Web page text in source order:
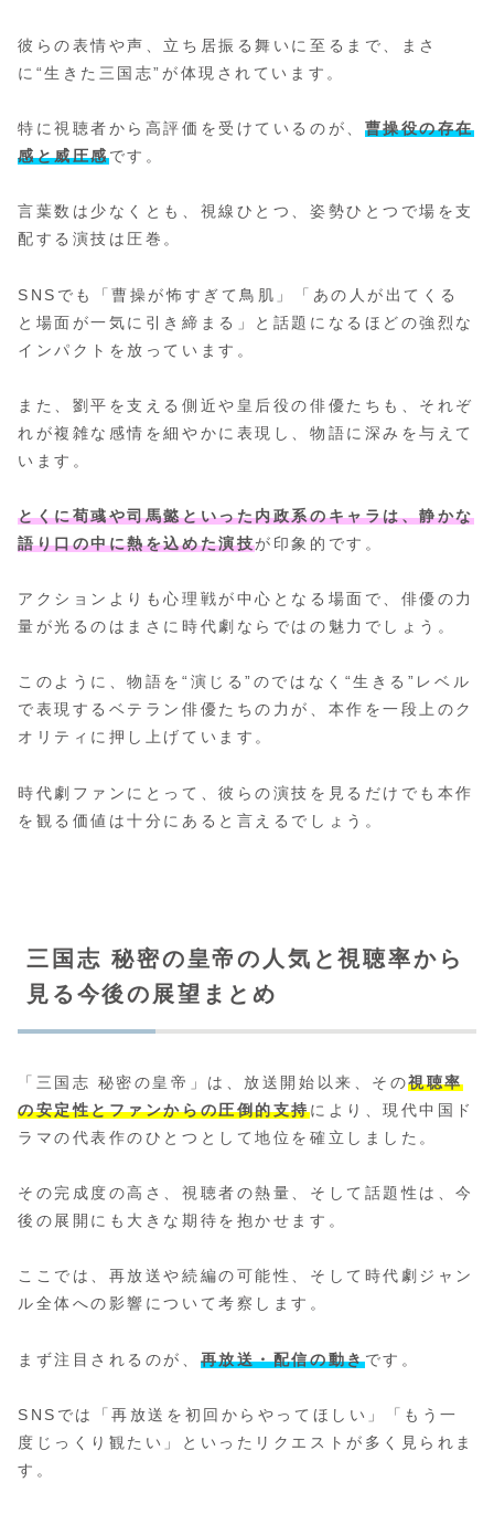
彼らの表情や声、立ち居振る舞いに至るまで、まさ
に“生きた三国志”が体現されています。
特に視聴者から高評価を受けているのが、 曹操役の存在
感と威圧感です。
言葉数は少なくとも、視線ひとつ、姿勢ひとつで場を支
配する演技は圧巻。
SNSでも「曹操が怖すぎて鳥肌」「あの人が出てくる
と場面が一気に引き締まる」と話題になるほどの強烈な
インパクトを放っています。
また、劉平を支える側近や皇后役の俳優たちも、それぞ
れが複雑な感情を細やかに表現し、物語に深みを与えて
います。
とくに荀彧や司馬懿といった内政系のキャラは、静かな
語り口の中に熱を込めた演技が印象的です。
アクションよりも心理戦が中心となる場面で、俳優の力
量が光るのはまさに時代劇ならではの魅力でしょう。
このように、物語を“演じる”のではなく“生きる”レベル
で表現するベテラン俳優たちの力が、本作を一段上のク
オリティに押し上げています。
時代劇ファンにとって、彼らの演技を見るだけでも本作
を観る価値は十分にあると言えるでしょう。
三国志 秘密の皇帝の人気と視聴率から
見る今後の展望まとめ
「三国志 秘密の皇帝」は、放送開始以来、その視聴率
の安定性とファンからの圧倒的支持により、現代中国ド
ラマの代表作のひとつとして地位を確立しました。
その完成度の高さ、視聴者の熱量、そして話題性は、今
後の展開にも大きな期待を抱かせます。
ここでは、再放送や続編の可能性、そして時代劇ジャン
ル全体への影響について考察します。
まず注目されるのが、 再放送・配信の動きです。
SNSでは「再放送を初回からやってほしい」「もう一
度じっくり観たい」といったリクエストが多く見られま
す。